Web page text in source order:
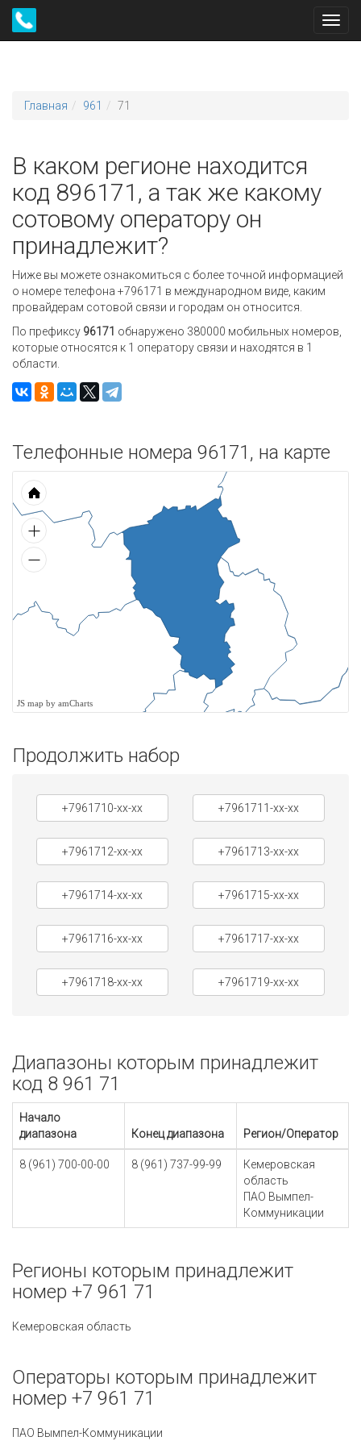
Главная 961 71
В каком регионе находится
код 896171, а так же какому
сотовому оператору он
принадлежит?
Ниже вы можете ознакомиться с более точной информацией
о номере телефона +796171 в международном виде, каким
провайдерам сотовой связи и городам он относится.
По префиксу 96171 обнаружено 380000 мобильных номеров,
которые относятся к 1 оператору связи и находятся в 1
области.
Телефонные номера 96171, на карте
JS map by amCharts
Продолжить набор
+7961710-xx-xx +7961711-xx-xx
+7961712-xx-xx +7961713-xx-xx
+7961714-xx-xx +7961715-xx-xx
+7961716-xx-xx +7961717-xx-xx
+7961718-xx-xx +7961719-xx-xx
Диапазоны которым принадлежит
код 8 961 71
Начало
диапазона
Конец диапазона Регион/Оператор
8 (961) 700-00-00 8 (961) 737-99-99
Кемеровская
область
ПАО Вымпел-
Коммуникации
Регионы которым принадлежит
номер +7 961 71
Кемеровская область
Операторы которым принадлежит
номер +7 961 71
ПАО Вымпел-Коммуникации